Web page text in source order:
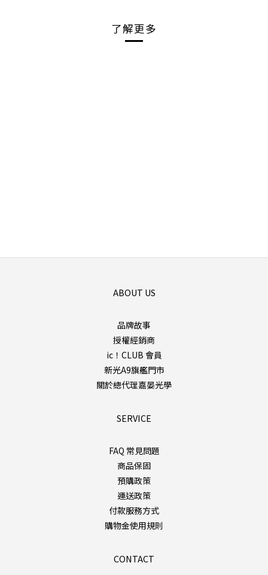
了解更多
ABOUT US
品牌故事
授權經銷商
ic！CLUB 會員
新光A9旗艦門市
關於總代理嘉晏光學
SERVICE
FAQ 常見問題
商品保固
預購政策
運送政策
付款服務方式
購物金使用規則
CONTACT